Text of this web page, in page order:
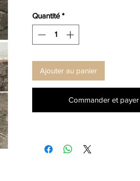
Quantité *
Ajouter au panier
Commander et payer